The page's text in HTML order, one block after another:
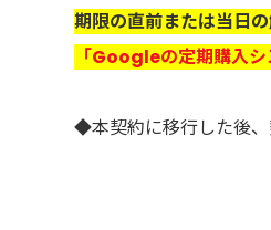
期限の直前または当日
「Googleの定期購入シ
◆本契約に移行した後、